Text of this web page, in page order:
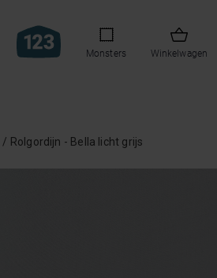
Monsters Winkelwagen
Rolgordijn - Bella licht grijs